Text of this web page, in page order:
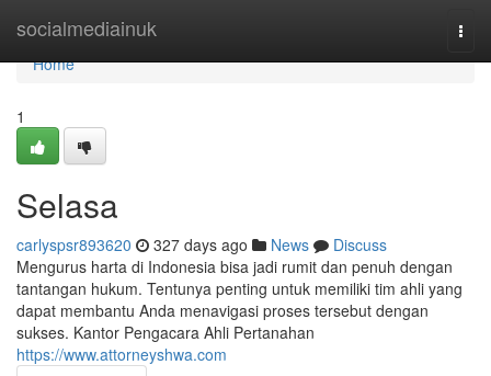
socialmediainuk
Home
Home
1
Selasa
carlyspsr893620 327 days ago News
Discuss
Mengurus harta di Indonesia bisa jadi rumit dan penuh dengan
tantangan hukum. Tentunya penting untuk memiliki tim ahli yang
dapat membantu Anda menavigasi proses tersebut dengan
sukses. Kantor Pengacara Ahli Pertanahan
https://www.attorneyshwa.com